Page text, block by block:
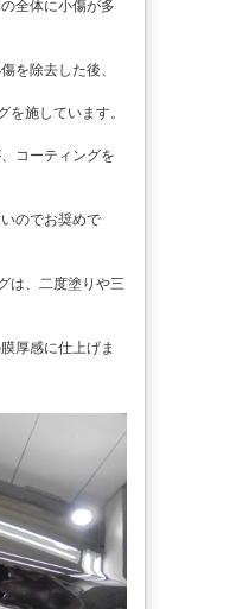
全体に小傷が多
を除去した後、
を施しています。
コーティングを
のでお奨めで
は、二度塗りや三
厚感に仕上げま